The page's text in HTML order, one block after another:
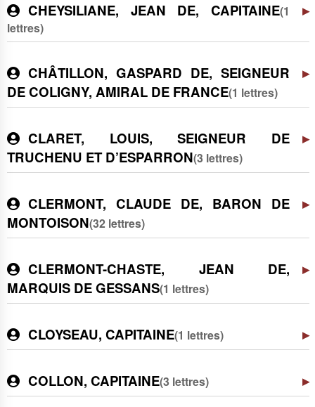
CHEYSILIANE, JEAN DE, CAPITAINE(1
lettres)
CHÂTILLON, GASPARD DE, SEIGNEUR
DE COLIGNY, AMIRAL DE FRANCE(1 lettres)
CLARET, LOUIS, SEIGNEUR DE
TRUCHENU ET D’ESPARRON(3 lettres)
CLERMONT, CLAUDE DE, BARON DE
MONTOISON(32 lettres)
CLERMONT-CHASTE, JEAN DE,
MARQUIS DE GESSANS(1 lettres)
CLOYSEAU, CAPITAINE(1 lettres)
COLLON, CAPITAINE(3 lettres)